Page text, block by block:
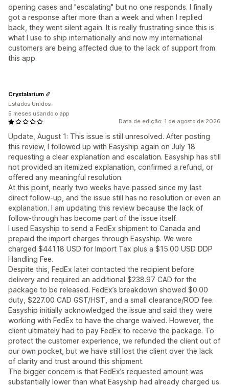
opening cases and "escalating" but no one responds. I finally
got a response after more than a week and when I replied
back, they went silent again. It is really frustrating since this is
what I use to ship internationally and now my international
customers are being affected due to the lack of support from
this app.
Data de edição: 1 de agosto de 2026
Update, August 1: This issue is still unresolved. After posting
this review, I followed up with Easyship again on July 18
requesting a clear explanation and escalation. Easyship has still
not provided an itemized explanation, confirmed a refund, or
offered any meaningful resolution.
At this point, nearly two weeks have passed since my last
direct follow-up, and the issue still has no resolution or even an
explanation. I am updating this review because the lack of
follow-through has become part of the issue itself.
I used Easyship to send a FedEx shipment to Canada and
prepaid the import charges through Easyship. We were
charged $441.18 USD for Import Tax plus a $15.00 USD DDP
Handling Fee.
Despite this, FedEx later contacted the recipient before
delivery and required an additional $238.97 CAD for the
package to be released. FedEx’s breakdown showed $0.00
duty, $227.00 CAD GST/HST, and a small clearance/ROD fee.
Easyship initially acknowledged the issue and said they were
working with FedEx to have the charge waived. However, the
client ultimately had to pay FedEx to receive the package. To
protect the customer experience, we refunded the client out of
our own pocket, but we have still lost the client over the lack
of clarity and trust around this shipment.
The bigger concern is that FedEx’s requested amount was
substantially lower than what Easyship had already charged us.
Crystalarium
Estados Unidos
5 meses usando o app